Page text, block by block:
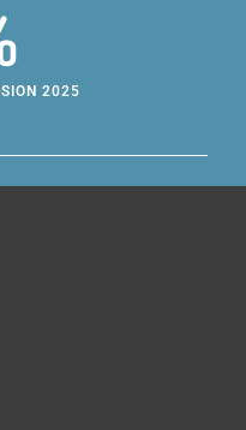
2025